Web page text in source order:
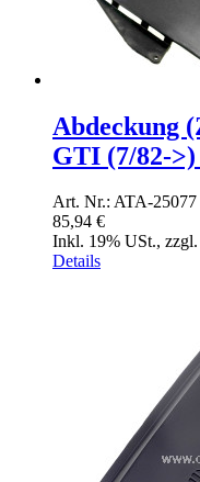
Abdeckung
GTI (7/82-
Art. Nr.: ATA-25077
85,94 €
Inkl. 19% USt., zzgl.
Details